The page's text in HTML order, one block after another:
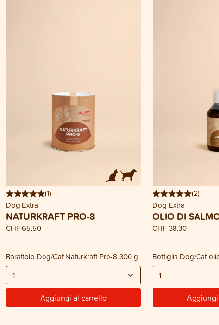
(1)
Dog Extra
NATURKRAFT PRO-8
CHF 65.50
Barattolo Dog/Cat Naturkraft Pro-8 300 g
Aggiungi al carrello
(2)
Dog Extra
OLIO DI
CHF 38.30
Bottiglia Dog/Cat